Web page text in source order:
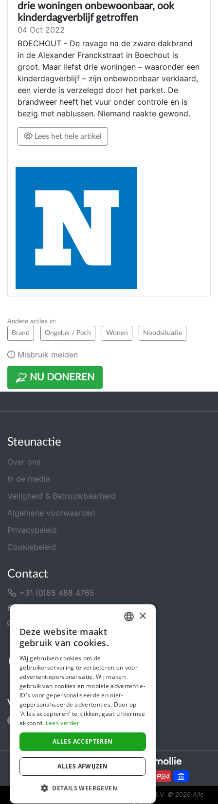
NU DONEREN
drie woningen onbewoonbaar, ook
kinderdagverblijf getroffen
04 Oct 2022
BOECHOUT - De ravage na de zware dakbrand
in de Alexander Franckstraat in Boechout is
groot. Maar liefst drie woningen – waaronder een
kinderdagverblijf – zijn onbewoonbaar verklaard,
een vierde is verzelegd door het parket. De
brandweer heeft het vuur onder controle en is
bezig met nablussen. Niemand raakte gewond.
Lees het hele artikel
Andere acties in:
Brand Ongeluk / Pech Wonen Noodsituatie
Misbruik melden
Steunactie
Over ons
In de media
Veiligheid & Betrouwbaarheid
Algemene voorwaarden
Privacybeleid
Cookiebeleid
Contact
+31 (0)85 488 4765
Volg ons
Secure payments powered by
Steunactie is een initiatief van Sponsor Europe B.V. © 2026 Alle
ENGLISH
×
Deze website maakt
gebruik van cookies.
Wij gebruiken cookies om de
gebruikerservaring te verbeteren en voor
advertentiepersonalisatie. Wij maken
gebruik van cookies en mobiele advertentie-
ID's voor gepersonaliseerde en niet-
gepersonaliseerde advertenties. Door op
'Alles accepteren' te klikken, gaat u hiermee
akkoord. Lees verder
ALLES ACCEPTEREN
ALLES AFWIJZEN
DETAILS WEERGEVEN